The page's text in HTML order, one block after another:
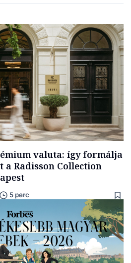
valuta: így formálja
Radisson Collection
5 perc